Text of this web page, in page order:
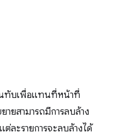
นทับเพื่อแทนที่หน้าที่
ยสามารถมีการลบล้าง
ละรายการจะลบล้างได้